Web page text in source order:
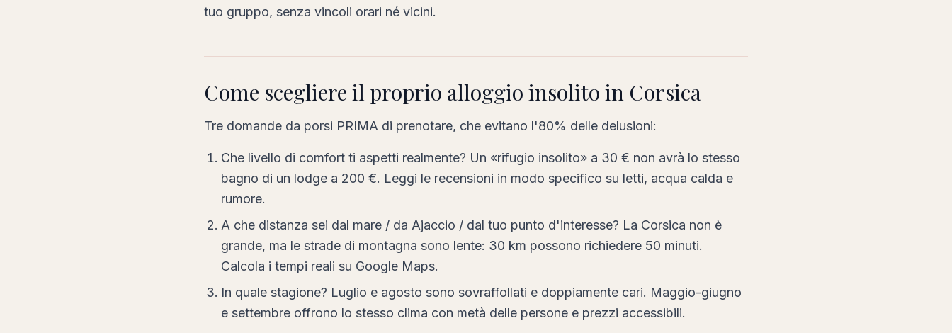
tuo gruppo, senza vincoli orari né vicini.
Come scegliere il proprio alloggio insolito in Corsica
Tre domande da porsi PRIMA di prenotare, che evitano l'80% delle delusioni:
Che livello di comfort ti aspetti realmente? Un «rifugio insolito» a 30 € non avrà lo stesso
bagno di un lodge a 200 €. Leggi le recensioni in modo specifico su letti, acqua calda e
rumore.
A che distanza sei dal mare / da Ajaccio / dal tuo punto d'interesse? La Corsica non è
grande, ma le strade di montagna sono lente: 30 km possono richiedere 50 minuti.
Calcola i tempi reali su Google Maps.
In quale stagione? Luglio e agosto sono sovraffollati e doppiamente cari. Maggio-giugno
e settembre offrono lo stesso clima con metà delle persone e prezzi accessibili.